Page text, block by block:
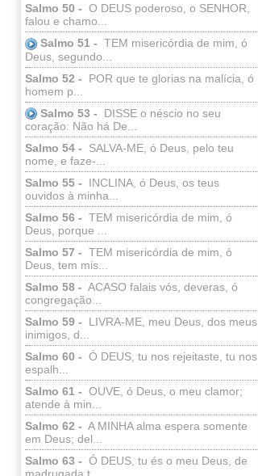
Salmo 50 - O DEUS poderoso, o SENHOR,
falou e chamo...
Salmo 51 - TEM misericórdia de mim, ó
Deus, segundo...
Salmo 52 -
POR que te glorias na malícia, ó
homem p...
Salmo 53 -
DISSE o néscio no seu
coração: Não há De...
Salmo 54 -
SALVA-ME, ó Deus, pelo teu
nome, e faze-...
Salmo 55 -
INCLINA, ó Deus, os teus
ouvidos à minha...
Salmo 56 - TEM misericórdia de mim, ó
Deus, porque ...
Salmo 57 - TEM misericórdia de mim, ó
Deus, tem mis...
Salmo 58 - ACASO falais vós, deveras, ó
congregação...
Salmo 59 -
LIVRA-ME, meu Deus, dos meus
inimigos, d...
Salmo 60 - Ó DEUS, tu nos rejeitaste, tu nos
espalh...
Salmo 61 - OUVE, ó Deus, o meu clamor;
atende à min...
Salmo 62 - A MINHA alma espera somente
em Deus; del...
Salmo 63 - Ó DEUS, tu és o meu Deus, de